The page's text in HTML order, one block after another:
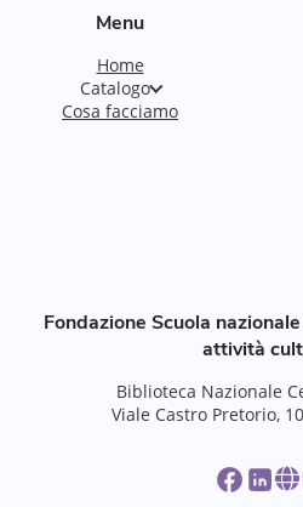
Menu
Home
Catalogo
Cosa facciamo
Fondazione Scuola
attività
Biblioteca Nazionale
Viale Castro Pretorio,